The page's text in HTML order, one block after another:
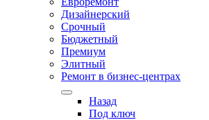
Дизайнерский
Срочный
Бюджетный
Премиум
Элитный
Ремонт в бизнес-центрах
Назад
Под ключ